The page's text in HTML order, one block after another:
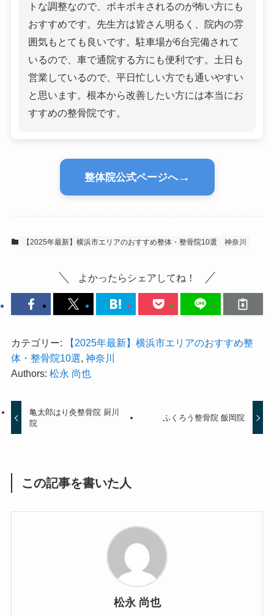
トな調整なので、ボキボキされるのが怖い方にも
おすすめです。先生方は皆さん明るく、院内の雰
囲気もとても良いです。駐車場が6台完備されて
いるので、車で通院する方にも便利です。土日も
営業しているので、平日忙しい方でも通いやすい
と思います。根本から改善したい方には本当にお
すすめの整骨院です。
整体院公式ページへ→
【2025年最新】横浜市エリアのおすすめ整体・整骨院10選 神奈川
よかったらシェアしてね！
カテゴリー:
【2025年最新】横浜市エリアのおすすめ整
体・整骨院10選, 神奈川
Authors: 松永 尚也
亀太郎はり灸整骨院 厨川
院
ふくろう整骨院 飯岡院
この記事を書いた人
松永 尚也